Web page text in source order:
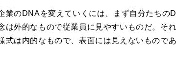
業のDNAを変えていくには、まず自分たちの
は外的なもので従業員に見やすいものだ。そ
式は内的なもので、表面には見えないもので